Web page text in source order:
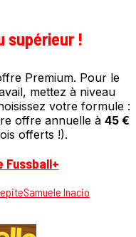
supérieur !
Premium. Pour le
mettez à niveau
votre formule :
offre annuelle à 45 €
offerts !).
Fussball+
Samuele Inacio